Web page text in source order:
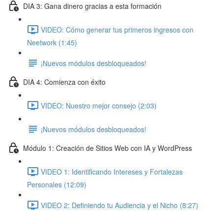
DIA 3: Gana dinero gracias a esta formación
VIDEO: Cómo generar tus primeros ingresos con
Neetwork (1:45)
¡Nuevos módulos desbloqueados!
DIA 4: Comienza con éxito
VIDEO: Nuestro mejor consejo (2:03)
¡Nuevos módulos desbloqueados!
Módulo 1: Creación de Sitios Web con IA y WordPress
VIDEO 1: Identificando Intereses y Fortalezas
Personales (12:09)
VIDEO 2: Definiendo tu Audiencia y el Nicho (8:27)